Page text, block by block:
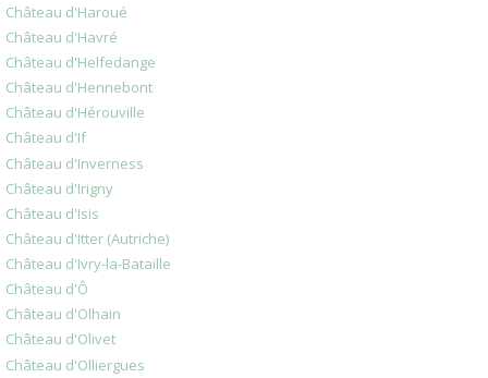
Château d'Haroué
Château d'Havré
Château d'Helfedange
Château d'Hennebont
Château d'Hérouville
Château d'If
Château d'Inverness
Château d'Irigny
Château d'Isis
Château d'Itter (Autriche)
Château d'Ivry-la-Bataille
Château d'Ô
Château d'Olhain
Château d'Olivet
Château d'Olliergues